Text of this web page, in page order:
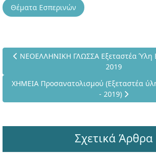
Θέματα Εσπερινών
Προηγούμενο άρθρο: ΝΕΟΕΛΛΗΝΙΚΗ
ΝΕΟΕΛΛΗΝΙΚΗ ΓΛΩΣΣΑ Εξεταστέα Ύλη
2019
Επόμενο άρθρο: ΧΗΜΕΙΑ
ΧΗΜΕΙΑ Προσανατολισμού (Εξεταστέα
- 2019)
Σχετικά Άρθρα